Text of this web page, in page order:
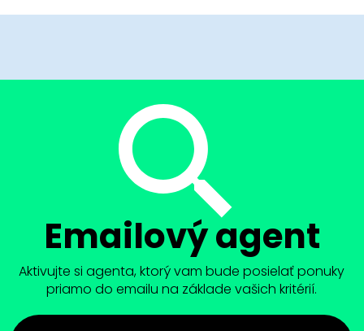
Emailový agent
Aktivujte si agenta, ktorý vam bude posielať ponuky
priamo do emailu na základe vašich kritérií.